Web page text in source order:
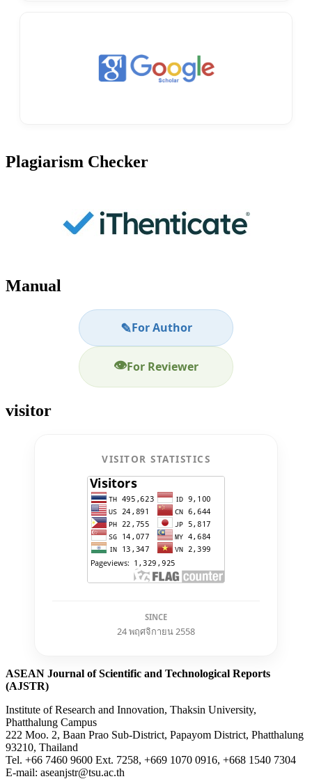
Plagiarism Checker
Manual
✎For Author
👁For Reviewer
visitor
VISITOR STATISTICS
SINCE
24 พฤศจิกายน 2558
ASEAN Journal of Scientific and Technological Reports
(AJSTR)
Institute of Research and Innovation, Thaksin University,
Phatthalung Campus
222 Moo. 2, Baan Prao Sub-District, Papayom District, Phatthalung
93210, Thailand
Tel. +66 7460 9600 Ext. 7258, +669 1070 0916, +668 1540 7304
E-mail: aseanjstr@tsu.ac.th